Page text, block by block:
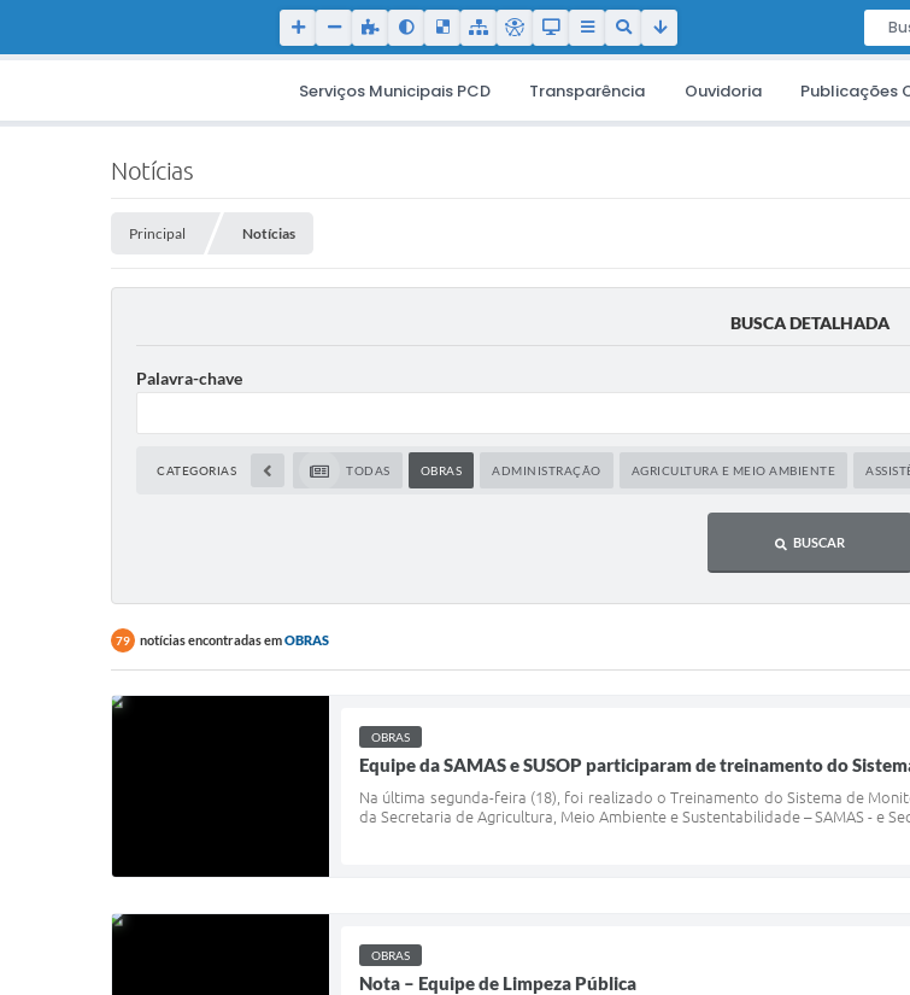
Serviços Municipais PCD Transparência Ouvidoria Publicações
Notícias
Principal Notícias
BUSCA DETALHADA
Palavra-chave
CATEGORIAS TODAS OBRAS ADMINISTRAÇÃO AGRICULTURA E MEIO AMBIENTE
BUSCAR
79 notícias encontradas emOBRAS
OBRAS
Equipe da SAMAS e SUSOP participaram de treinamento do
Na última segunda-feira (18), foi realizado o Treinamento do Sistema de
da Secretaria de Agricultura, Meio Ambiente e Sustentabilidade – SAMAS - e
OBRAS
Nota – Equipe de Limpeza Pública